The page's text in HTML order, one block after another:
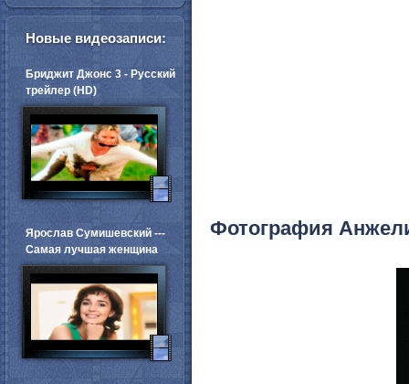
Фотография
Новые видеозаписи:
Бриджит Джонс 3 - Русский
трейлер (HD)
Ярослав Сумишевский ---
Самая лучшая женщина